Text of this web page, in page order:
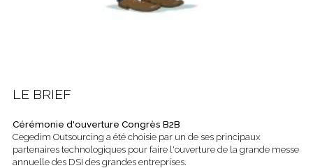
LE BRIEF
Cérémonie d'ouverture Congrès B2B
Cegedim Outsourcing a été choisie par un de ses principaux
partenaires technologiques pour faire l'ouverture de la grande messe
annuelle des DSI des grandes entreprises.